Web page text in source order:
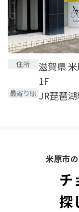
住所
滋賀県
1F
最寄り駅 JR琵琶
米原市
チ
探